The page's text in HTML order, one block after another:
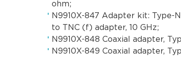
ohm;
N9910X-847 Adapter kit:
to TNC (f) adapter, 10 GHz;
N9910X-848 Coaxial adapter,
N9910X-849 Coaxial adapter,